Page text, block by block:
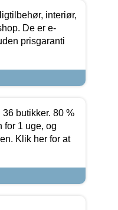
interiør,
De er e-
prisgaranti
butikker. 80 %
for 1 uge, og
Klik her for at